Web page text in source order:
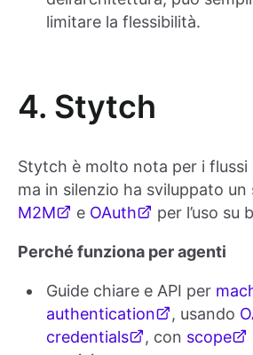
limitare la flessibilità.
4. Stytch
Stytch è molto nota per i flussi
ma in silenzio ha sviluppato
M2M
e OAuth per l’uso su
Perché funziona per agenti
Guide chiare e API per
authentication
, usando
credentials
, con scope